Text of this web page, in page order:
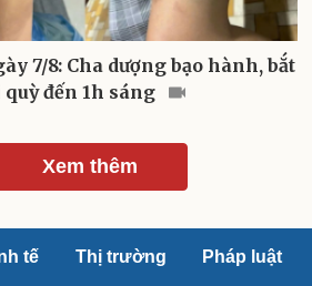
7/8: Cha dượng bạo hành, bắt
quỳ đến 1h sáng
Xem thêm
tế Thị trường Pháp luật